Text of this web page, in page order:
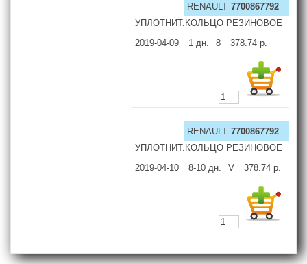
RENAULT 7700867792
УПЛОТНИТ.КОЛЬЦО РЕЗИНОВОЕ
2019-04-09
1 дн. 8 378.74 р.
RENAULT 7700867792
УПЛОТНИТ.КОЛЬЦО РЕЗИНОВОЕ
2019-04-10
8-10 дн. V 378.74 р.